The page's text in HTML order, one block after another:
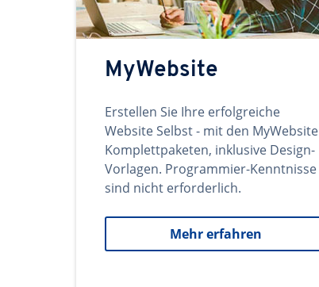
MyWebsite
Erstellen Sie Ihre erfolgreiche
Website Selbst - mit den MyWebsite
Komplettpaketen, inklusive Design-
Vorlagen. Programmier-Kenntnisse
sind nicht erforderlich.
Mehr erfahren